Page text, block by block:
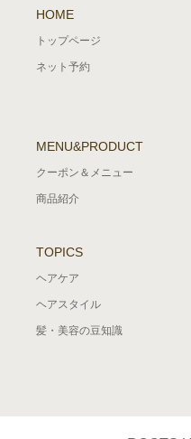
HOME
トップページ
ネット予約
MENU&PRODUCT
クーポン＆メニュー
商品紹介
TOPICS
ヘアケア
ヘアスタイル
髪・美容の豆知識